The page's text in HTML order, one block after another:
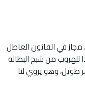
يجلس عادل (34 سنة)، مجاز في القانون العاطل
للهروب من شبح البطالة
طويل، وهو يروي لنا